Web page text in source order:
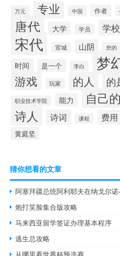
万元 专业 中国 作者
唐代 大学 学员 学校
宋代 宣城 山阴 您的
时间 是一个 李白 梦
游戏 玩家 的人 的
职业技术学院 能力 自己的
诗人 诗词 课程 费用
黄庭坚
猜你想看的文章
炮打笑脸集合版攻略
马来西亚留学签证办理基本程序
逃生总攻略